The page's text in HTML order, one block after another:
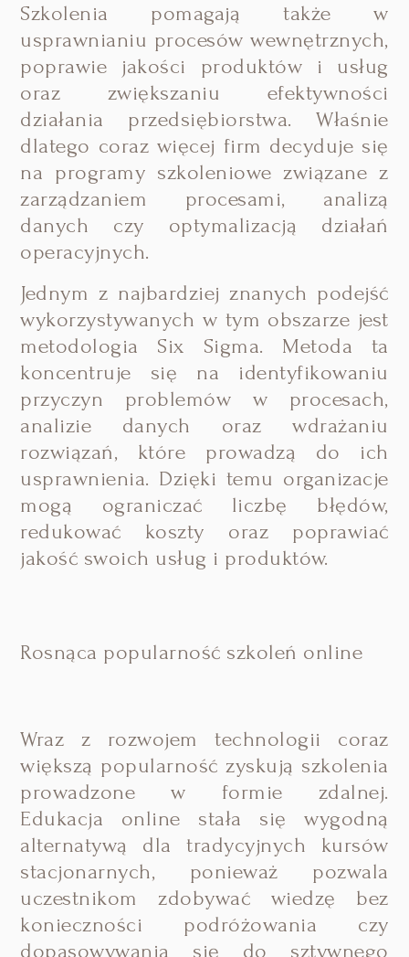
Szkolenia pomagają także w
usprawnianiu procesów wewnętrznych,
poprawie jakości produktów i usług
oraz zwiększaniu efektywności
działania przedsiębiorstwa. Właśnie
dlatego coraz więcej firm decyduje się
na programy szkoleniowe związane z
zarządzaniem procesami, analizą
danych czy optymalizacją działań
operacyjnych.
Jednym z najbardziej znanych podejść
wykorzystywanych w tym obszarze jest
metodologia Six Sigma. Metoda ta
koncentruje się na identyfikowaniu
przyczyn problemów w procesach,
analizie danych oraz wdrażaniu
rozwiązań, które prowadzą do ich
usprawnienia. Dzięki temu organizacje
mogą ograniczać liczbę błędów,
redukować koszty oraz poprawiać
jakość swoich usług i produktów.
Rosnąca popularność szkoleń online
Wraz z rozwojem technologii coraz
większą popularność zyskują szkolenia
prowadzone w formie zdalnej.
Edukacja online stała się wygodną
alternatywą dla tradycyjnych kursów
stacjonarnych, ponieważ pozwala
uczestnikom zdobywać wiedzę bez
konieczności podróżowania czy
dopasowywania się do sztywnego